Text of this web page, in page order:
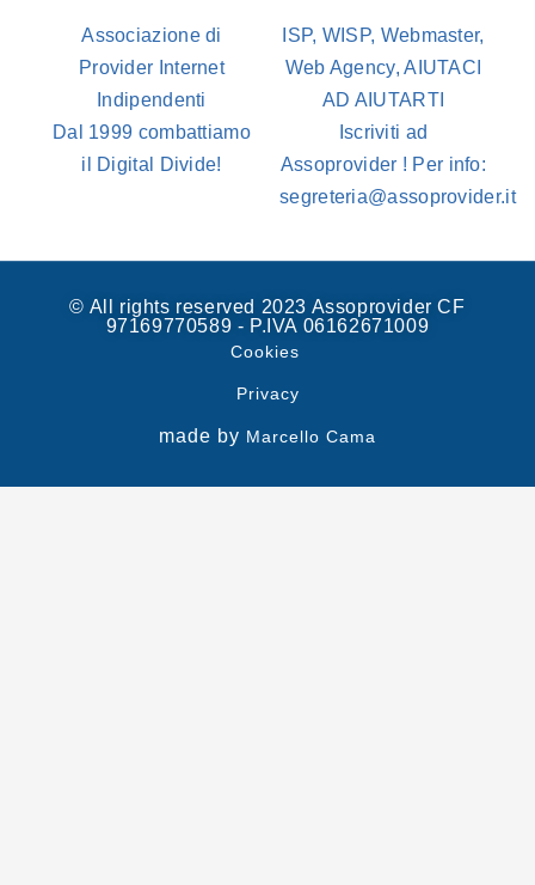
Associazione di
Provider Internet
Indipendenti
Dal 1999 combattiamo
il Digital Divide!
ISP, WISP, Webmaster,
Web Agency, AIUTACI
AD AIUTARTI
Iscriviti ad
Assoprovider ! Per info:
segreteria@assoprovider.it
© All rights reserved 2023 Assoprovider CF
97169770589 - P.IVA 06162671009
Cookies
Privacy
made by Marcello Cama